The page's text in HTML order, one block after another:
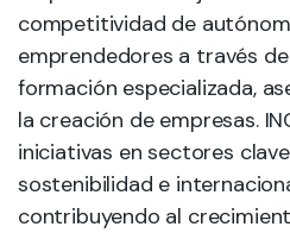
competitividad de
emprendedores a través
formación especializada,
la creación de empresas.
iniciativas en sectores
sostenibilidad e
contribuyendo al